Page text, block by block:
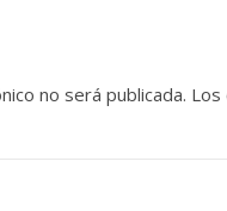
no será publicada. Los